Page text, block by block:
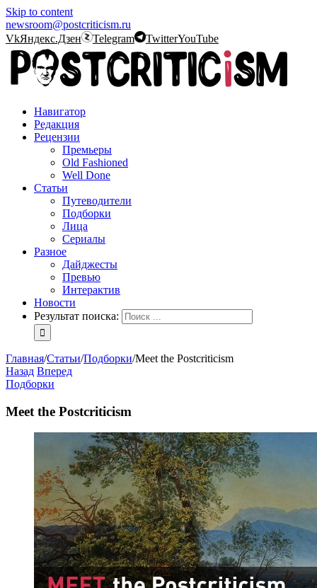
Skip to content
newsroom@postcriticism.ru
VkЯндекс.Дзен Telegram TwitterYouTube
Навигатор
Редакция
Рецензии
Премьеры
Old Fashioned
Well Done
Статьи
Путеводители
Подборки
Лица
Сериалы
Разное
Дайджесты
Превью
Интерактив
Новости
Результат поиска:
Главная/Статьи/Подборки/Meet the Postcriticism
Назад Вперед
Подборки
Meet the Postcriticism